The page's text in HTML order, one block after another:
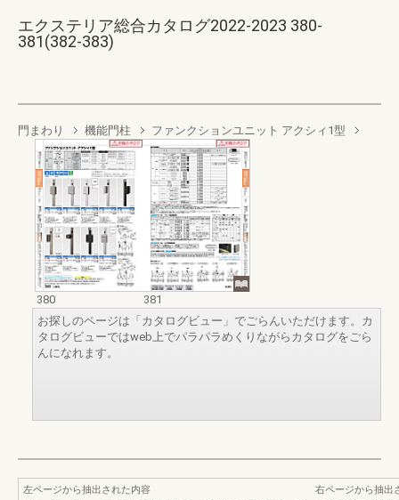
エクステリア総合カタログ2022-2023 380-
381(382-383)
門まわり 機能門柱 ファンクションユニット アクシィ1型
380
381
お探しのページは「カタログビュー」でごらんいただけます。カ
タログビューではweb上でパラパラめくりながらカタログをごら
んになれます。
左ページから抽出された内容
右ページから抽出